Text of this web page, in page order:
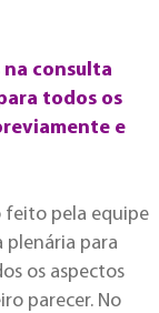
consulta
todos os
e
feito pela equipe
plenária para
os aspectos
parecer. No